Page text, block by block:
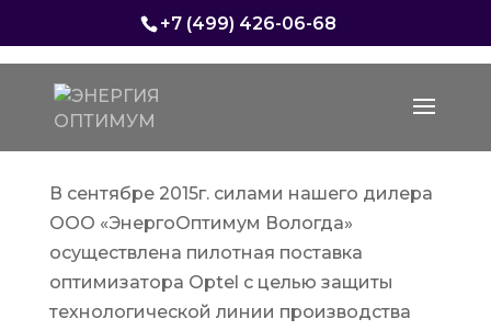
+7 (499) 426-06-68
В сентябре 2015г. силами нашего дилера
ООО «ЭнергоОптимум Вологда»
осуществлена пилотная поставка
оптимизатора Optel с целью защиты
технологической линии производства